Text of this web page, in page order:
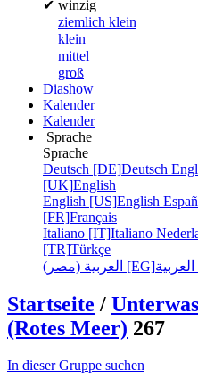
✔ winzig
ziemlich klein
klein
mittel
groß
Diashow
Kalender
Kalender
Sprache
Sprache
Deutsch [DE]Deutsch
[UK]English
English [US]English
[FR]Français
Italiano [IT]Italiano
[TR]Türkçe
العربية (مصر) [EG]
Startseite /
(Rotes Meer) 267
In dieser Gruppe suchen